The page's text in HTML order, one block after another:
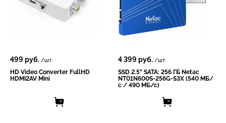
499 руб. /шт.
HD Video Converter FullHD
HDMI2AV Mini
4 399 руб. /шт.
SSD 2.5" SATA: 256 ГБ Netac
NT01N600S-256G-S3X (540 МБ/
с / 490 МБ/с)